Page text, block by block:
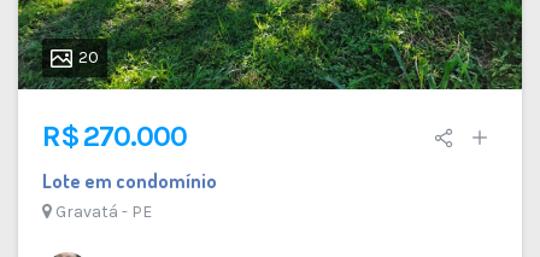
20
R$ 270.000
Lote em condomínio
Gravatá - PE